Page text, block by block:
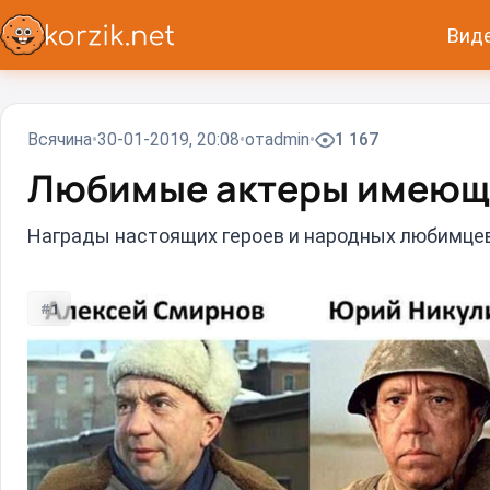
Всячина 30-01-2019, 20:08 отadmin 1 167
Любимые актеры
Награды настоящих героев и народных
#1